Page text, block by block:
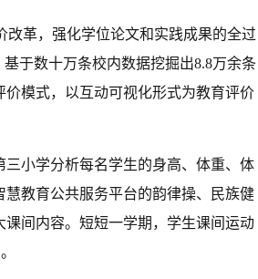
革，强化学位论文和实践成果的全过
于数十万条校内数据挖掘出8.8万余条
模式，以互动可视化形式为教育评价
小学分析每名学生的身高、体重、体
教育公共服务平台的韵律操、民族健
间内容。短短一学期，学生课间运动